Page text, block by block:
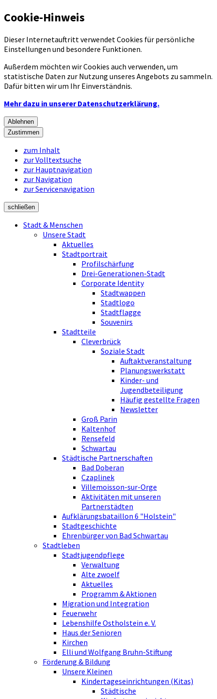
Cookie-Hinweis
Dieser Internetauftritt verwendet Cookies für persönliche
Einstellungen und besondere Funktionen.
Außerdem möchten wir Cookies auch verwenden, um
statistische Daten zur Nutzung unseres Angebots zu sammeln.
Dafür bitten wir um Ihr Einverständnis.
Mehr dazu in unserer Datenschutzerklärung.
Ablehnen
Zustimmen
zum Inhalt
zur Volltextsuche
zur Hauptnavigation
zur Navigation
zur Servicenavigation
schließen
Stadt & Menschen
Unsere Stadt
Aktuelles
Stadtportrait
Profilschärfung
Drei-Generationen-Stadt
Corporate Identity
Stadtwappen
Stadtlogo
Stadtflagge
Souvenirs
Stadtteile
Cleverbrück
Soziale Stadt
Auftaktveranstaltung
Planungswerkstatt
Kinder- und
Jugendbeteiligung
Häufig gestellte Fragen
Newsletter
Groß Parin
Kaltenhof
Rensefeld
Schwartau
Städtische Partnerschaften
Bad Doberan
Czaplinek
Villemoisson-sur-Orge
Aktivitäten mit unseren
Partnerstädten
Aufklärungsbataillon 6 "Holstein"
Stadtgeschichte
Ehrenbürger von Bad Schwartau
Stadtleben
Stadtjugendpflege
Verwaltung
Alte zwoelf
Aktuelles
Programm & Aktionen
Migration und Integration
Feuerwehr
Lebenshilfe Ostholstein e. V.
Haus der Senioren
Kirchen
Elli und Wolfgang Bruhn-Stiftung
Förderung & Bildung
Unsere Kleinen
Kindertageseinrichtungen (Kitas)
Städtische